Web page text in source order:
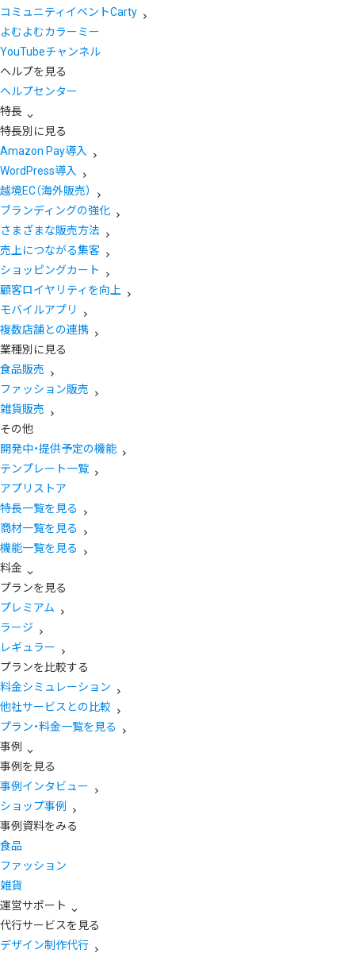
コミュニティイベントCarty
よむよむカラーミー
YouTubeチャンネル
ヘルプを見る
ヘルプセンター
特長
特長別に見る
Amazon Pay導入
WordPress導入
越境EC（海外販売）
ブランディングの強化
さまざまな販売方法
売上につながる集客
ショッピングカート
顧客ロイヤリティを向上
モバイルアプリ
複数店舗との連携
業種別に見る
食品販売
ファッション販売
雑貨販売
その他
開発中・提供予定の機能
テンプレート一覧
アプリストア
特長一覧を見る
商材一覧を見る
機能一覧を見る
料金
プランを見る
プレミアム
ラージ
レギュラー
プランを比較する
料金シミュレーション
他社サービスとの比較
プラン・料金一覧を見る
事例
事例を見る
事例インタビュー
ショップ事例
事例資料をみる
食品
ファッション
雑貨
運営サポート
代行サービスを見る
デザイン制作代行